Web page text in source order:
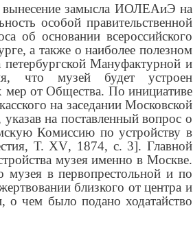
вынесение замысла ИОЛЕАиЭ на
особой правительственной
об основании всероссийского
а также о наиболее полезном
Мануфактурной и
что музей будет устроен
мер от Общества. По инициативе
на заседании Московской
на поставленный вопрос о
Комиссию по устройству в
Т. XV, 1874, с. 3]. Главной
музея именно в Москве.
музея в первопрестольной и по
близкого от центра и
о чем было подано ходатайство